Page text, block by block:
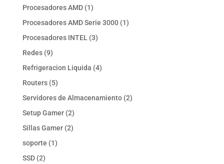
productos
Procesadores AMD 11
producto
Procesadores AMD Serie 3000 11
Procesadores INTEL 33
Redes 99
productos
Refrigeracion Liquida 44
Routers 55
productos
Servidores de Almacenamiento 22
Setup Gamer 22
productos
Sillas Gamer 22
soporte 11
SSD 22